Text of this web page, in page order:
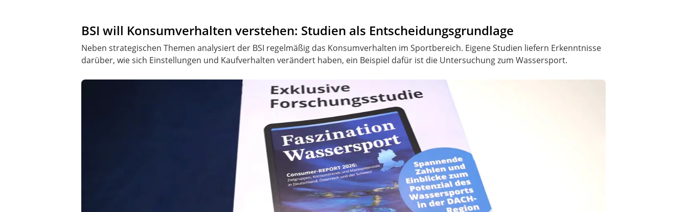
BSI will Konsumverhalten verstehen: Studien als Entscheidungsgrundlage
Neben strategischen Themen analysiert der BSI regelmäßig das Konsumverhalten im Sportbereich. Eigene Studien liefern Erkenntnisse
darüber, wie sich Einstellungen und Kaufverhalten verändert haben, ein Beispiel dafür ist die Untersuchung zum Wassersport.